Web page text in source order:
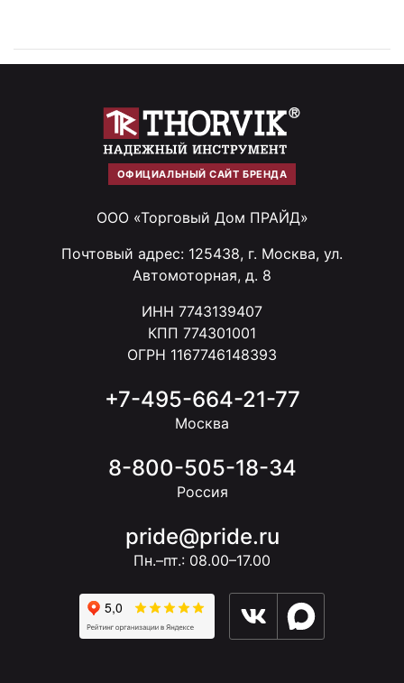
ОФИЦИАЛЬНЫЙ САЙТ БРЕНДА
ООО «Торговый Дом ПРАЙД»
Почтовый адрес: 125438, г. Москва, ул.
Автомоторная, д. 8
ИНН 7743139407
КПП 774301001
ОГРН 1167746148393
+7-495-664-21-77
Москва
8-800-505-18-34
Россия
pride@pride.ru
Пн.–пт.: 08.00–17.00